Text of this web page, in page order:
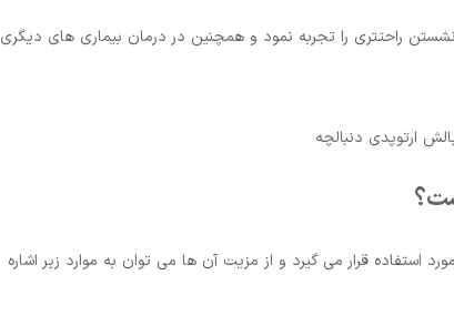
راحتتری را تجربه نمود و همچنین در درمان بیماری های دیگری
استفاده قرار می گیرد و از مزیت آن ها می توان به موارد زیر اشاره